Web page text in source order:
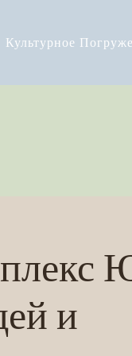
Культурное
и